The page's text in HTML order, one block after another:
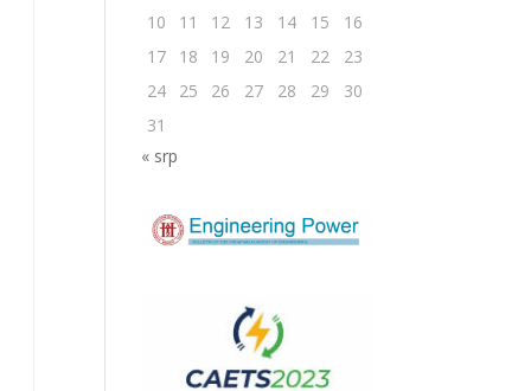
10
11 12 13 14 15
16
17
18 19 20 21 22
23
24
25 26 27 28 29
30
31
« srp